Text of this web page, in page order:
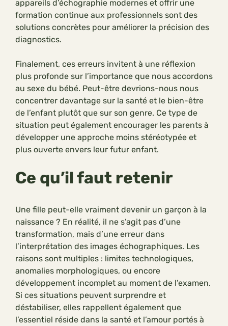
appareils d’échographie modernes et offrir une
formation continue aux professionnels sont des
solutions concrètes pour améliorer la précision des
diagnostics.
Finalement, ces erreurs invitent à une réflexion
plus profonde sur l’importance que nous accordons
au sexe du bébé. Peut-être devrions-nous nous
concentrer davantage sur la santé et le bien-être
de l’enfant plutôt que sur son genre. Ce type de
situation peut également encourager les parents à
développer une approche moins stéréotypée et
plus ouverte envers leur futur enfant.
Ce qu’il faut retenir
Une fille peut-elle vraiment devenir un garçon à la
naissance ? En réalité, il ne s’agit pas d’une
transformation, mais d’une erreur dans
l’interprétation des images échographiques. Les
raisons sont multiples : limites technologiques,
anomalies morphologiques, ou encore
développement incomplet au moment de l’examen.
Si ces situations peuvent surprendre et
déstabiliser, elles rappellent également que
l’essentiel réside dans la santé et l’amour portés à